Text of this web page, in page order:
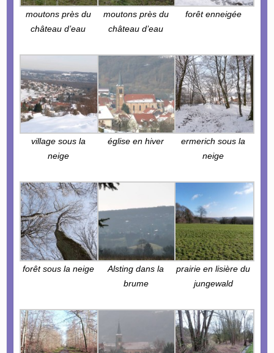
moutons près du
château d’eau
moutons près du
château d’eau
forêt enneigée
village sous la
neige
église en hiver
ermerich sous la
neige
forêt sous la neige
Alsting dans la
brume
prairie en lisière du
jungewald